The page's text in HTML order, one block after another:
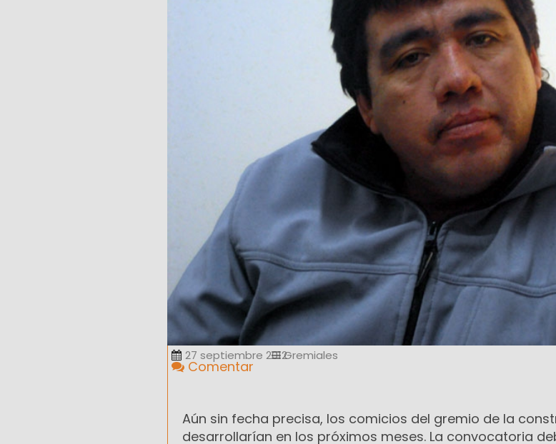
27 septiembre 2012Gremiales
Comentar
Aún sin fecha precisa, los comicios del gremio de la
desarrollarían en los próximos meses. La convocatoria